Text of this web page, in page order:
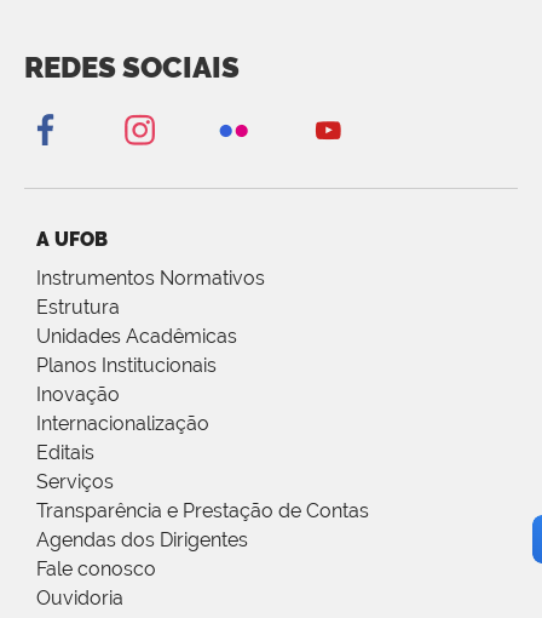
REDES SOCIAIS
A UFOB
Instrumentos Normativos
Estrutura
Unidades Acadêmicas
Planos Institucionais
Inovação
Internacionalização
Editais
Serviços
Transparência e Prestação de Contas
Agendas dos Dirigentes
Fale conosco
Ouvidoria